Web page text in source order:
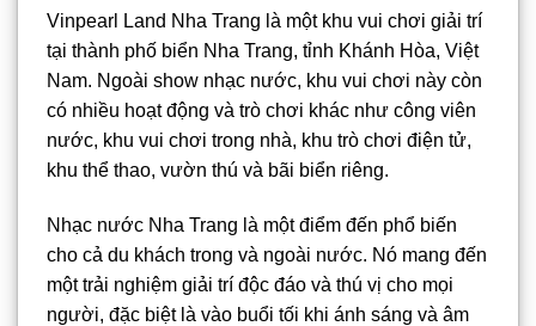
Vinpearl Land Nha Trang là một khu vui chơi giải trí
tại thành phố biển Nha Trang, tỉnh Khánh Hòa, Việt
Nam. Ngoài show nhạc nước, khu vui chơi này còn
có nhiều hoạt động và trò chơi khác như công viên
nước, khu vui chơi trong nhà, khu trò chơi điện tử,
khu thể thao, vườn thú và bãi biển riêng.
Nhạc nước Nha Trang là một điểm đến phổ biến
cho cả du khách trong và ngoài nước. Nó mang đến
một trải nghiệm giải trí độc đáo và thú vị cho mọi
người, đặc biệt là vào buổi tối khi ánh sáng và âm